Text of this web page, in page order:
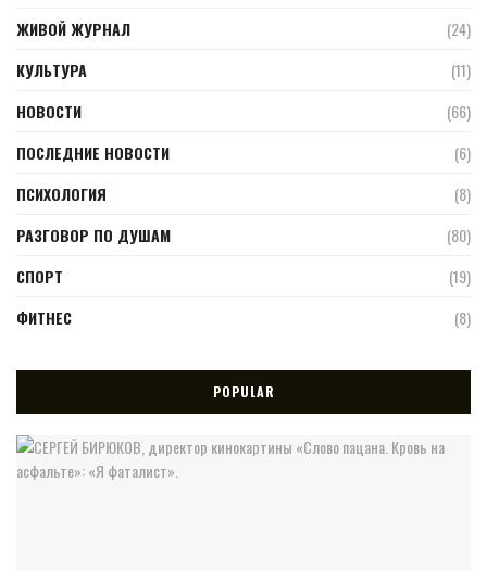
ЖИВОЙ ЖУРНАЛ
(24)
КУЛЬТУРА
(11)
НОВОСТИ
(66)
ПОСЛЕДНИЕ НОВОСТИ
(6)
ПСИХОЛОГИЯ
(8)
РАЗГОВОР ПО ДУШАМ
(80)
СПОРТ
(19)
ФИТНЕС
(8)
POPULAR